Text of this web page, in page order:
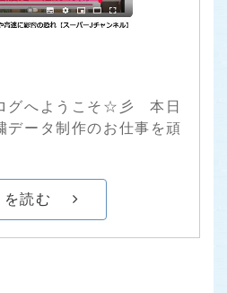
グへようこそ☆彡 本日
データ制作のお仕事を頑
を読む